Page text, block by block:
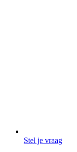
Stel je vraag